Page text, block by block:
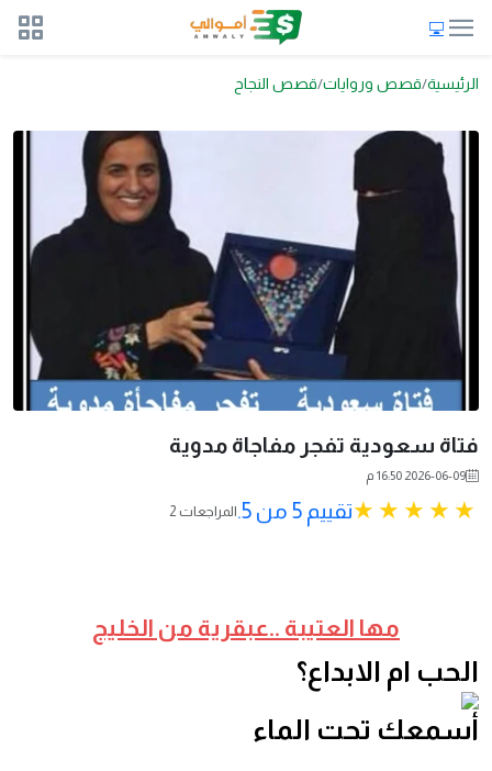
الرئيسية قصص وروايات قصص النجاح
فتاة سعودية تفجر مفاجاة مدوية
2026-06-09 16:50 م
تقييم 5 من 5. 2 المراجعات
مها العتيبة ..عبقرية من الخليج
الحب ام الابداع؟
أسمعك تحت الماء